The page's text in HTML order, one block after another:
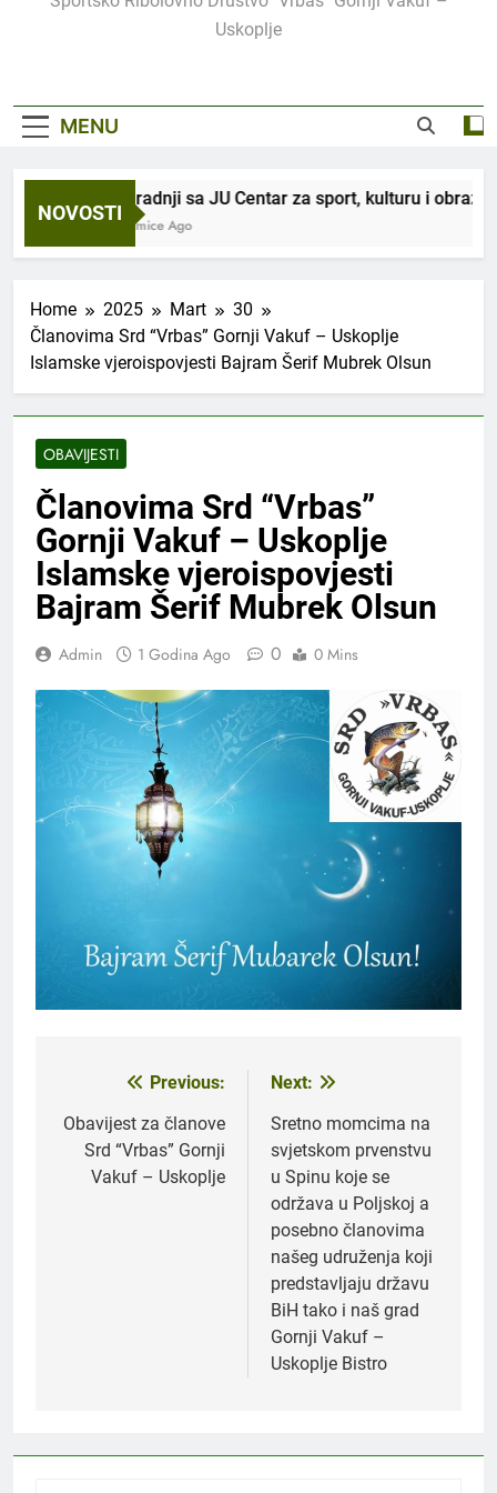
Uskoplje
MENU
NOVOSTI
U saradnji sa JU Centar za sport, kulturu i
3 Sedmice Ago
Home 2025 Mart
30
Članovima Srd “Vrbas” Gornji Vakuf – Uskoplje
Islamske vjeroispovjesti Bajram Šerif Mubrek Olsun
OBAVIJESTI
Članovima Srd “Vrbas”
Gornji Vakuf – Uskoplje
Islamske vjeroispovjesti
Bajram Šerif Mubrek Olsun
Admin 1 Godina Ago 0 0 Mins
Navigacija
članaka
Previous:
Obavijest za članove
Srd “Vrbas” Gornji
Vakuf – Uskoplje
Next:
Sretno momcima na
svjetskom prvenstvu
u Spinu koje se
održava u Poljskoj a
posebno članovima
našeg udruženja koji
predstavljaju državu
BiH tako i naš grad
Gornji Vakuf –
Uskoplje Bistro